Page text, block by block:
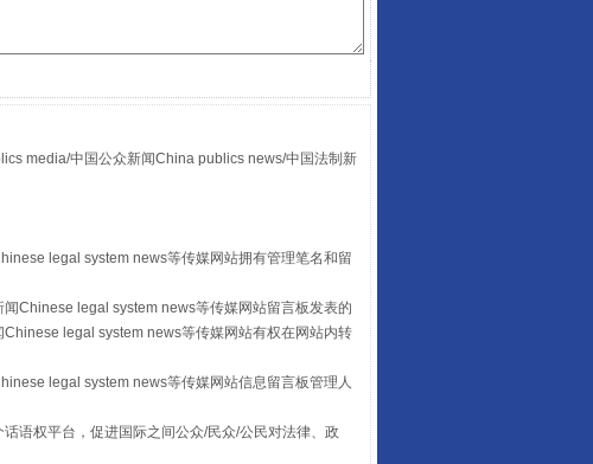
让传统村落焕发生机
media/中国公众新闻China publics news/中国法制新
legal system news等传媒网站拥有管理笔名和留
Chinese legal system news等传媒网站留言板发表的
legal system news等传媒网站有权在网站内转
legal system news等传媒网站信息留言板管理人
语权平台，促进国际之间公众/民众/公民对法律、政